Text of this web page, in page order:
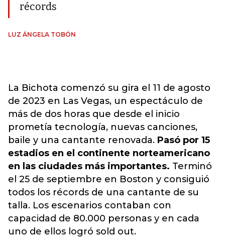
récords
LUZ ÁNGELA TOBÓN
La Bichota comenzó su gira el 11 de agosto
de 2023 en Las Vegas, un espectáculo de
más de dos horas que desde el inicio
prometía tecnología, nuevas canciones,
baile y una cantante renovada. Pasó por 15
estadios en el continente norteamericano
en las ciudades más importantes. Terminó
el 25 de septiembre en Boston y consiguió
todos los récords de una cantante de su
talla. Los escenarios contaban con
capacidad de 80.000 personas y en cada
uno de ellos logró sold out.